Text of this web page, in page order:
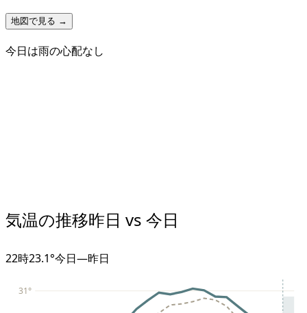
地図で見る →
今日は雨の心配なし
気温の推移昨日 vs 今日
22時23.1°今日—昨日
31°